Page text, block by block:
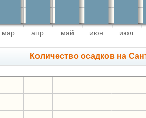
мар апр май июн июл
Количество осадков на